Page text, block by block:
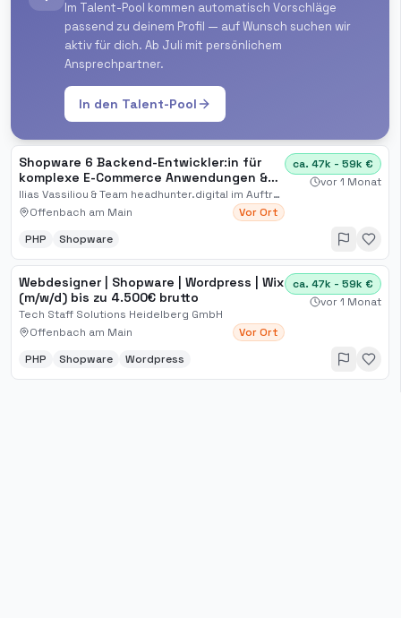
Im Talent-Pool kommen automatisch Vorschläge
passend zu deinem Profil — auf Wunsch suchen wir
aktiv für dich. Ab Juli mit persönlichem
Ansprechpartner.
In den Talent-Pool
Shopware 6 Backend-Entwickler:in für
komplexe E-Commerce Anwendungen &
Online-Shop Infrastruktu[...]
Ilias Vassiliou & Team headhunter.digital im Auftrag
Offenbach am Main
Vor Ort
ca. 47k - 59k €
vor 1 Monat
PHP Shopware
Webdesigner | Shopware | Wordpress | Wix
(m/w/d) bis zu 4.500€ brutto
Tech Staff Solutions Heidelberg GmbH
Offenbach am Main
Vor Ort
ca. 47k - 59k €
vor 1 Monat
PHP Shopware Wordpress